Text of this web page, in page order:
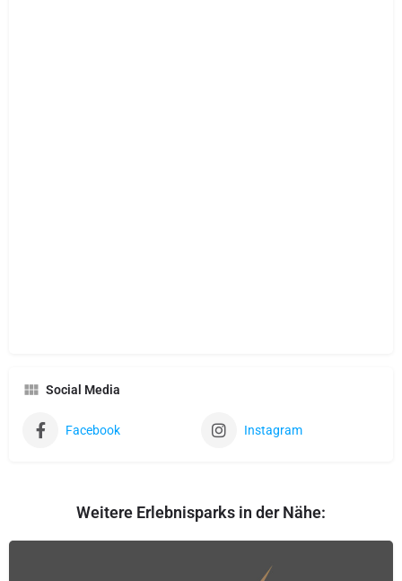
Social Media
Facebook Instagram
Weitere Erlebnisparks in der Nähe: